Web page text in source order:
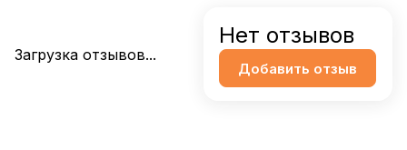
Загрузка отзывов...
Нет отзывов
Добавить отзыв